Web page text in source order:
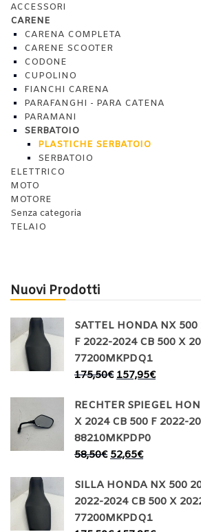
ACCESSORI
CARENE
CARENA COMPLETA
CARENE SCOOTER
CODONE
CUPOLINO
FIANCHI CARENA
PARAFANGHI - PARA CATENA
PARAMANI
SERBATOIO
PLASTICHE SERBATOIO
SERBATOIO
ELETTRICO
MOTO
MOTORE
Senza categoria
TELAIO
Nuovi Prodotti
SATTEL HONDA NX
F 2022-2024 CB 500 X
77200MKPDQ1
175,50€ 157,95€
RECHTER SPIEGEL
X 2024 CB 500 F 2022-
88210MKPDP0
58,50€ 52,65€
SILLA HONDA NX 500
2022-2024 CB 500 X
77200MKPDQ1